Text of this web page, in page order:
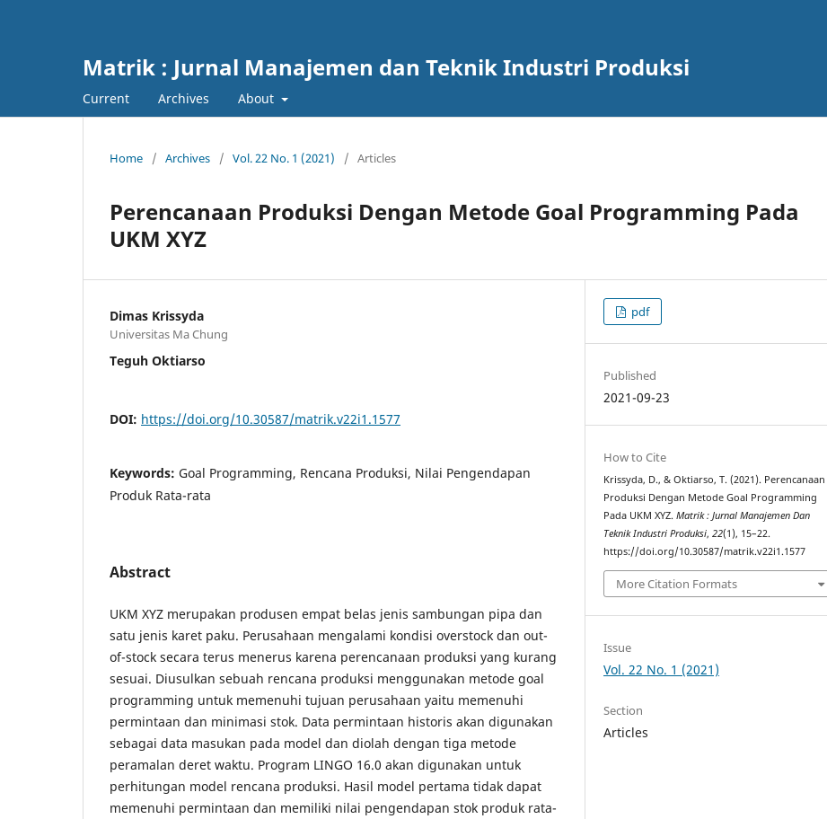
Matrik : Jurnal Manajemen dan Teknik Industri Produksi
Current Archives About
Home / Archives / Vol. 22 No. 1 (2021) / Articles
Perencanaan Produksi Dengan Metode Goal Programming Pada
UKM XYZ
Dimas Krissyda
Universitas Ma Chung
Teguh Oktiarso
DOI: https://doi.org/10.30587/matrik.v22i1.1577
Keywords: Goal Programming, Rencana Produksi, Nilai Pengendapan
Produk Rata-rata
Abstract
UKM XYZ merupakan produsen empat belas jenis sambungan pipa dan
satu jenis karet paku. Perusahaan mengalami kondisi overstock dan out-
of-stock secara terus menerus karena perencanaan produksi yang kurang
sesuai. Diusulkan sebuah rencana produksi menggunakan metode goal
programming untuk memenuhi tujuan perusahaan yaitu memenuhi
permintaan dan minimasi stok. Data permintaan historis akan digunakan
sebagai data masukan pada model dan diolah dengan tiga metode
peramalan deret waktu. Program LINGO 16.0 akan digunakan untuk
perhitungan model rencana produksi. Hasil model pertama tidak dapat
memenuhi permintaan dan memiliki nilai pengendapan stok produk rata-
pdf
Published
2021-09-23
How to Cite
Krissyda, D., & Oktiarso, T. (2021). Perencanaan
Produksi Dengan Metode Goal Programming
Pada UKM XYZ.Matrik : Jurnal Manajemen Dan
Teknik Industri Produksi,22(1), 15–22.
https://doi.org/10.30587/matrik.v22i1.1577
More Citation Formats
Issue
Vol. 22 No. 1 (2021)
Section
Articles